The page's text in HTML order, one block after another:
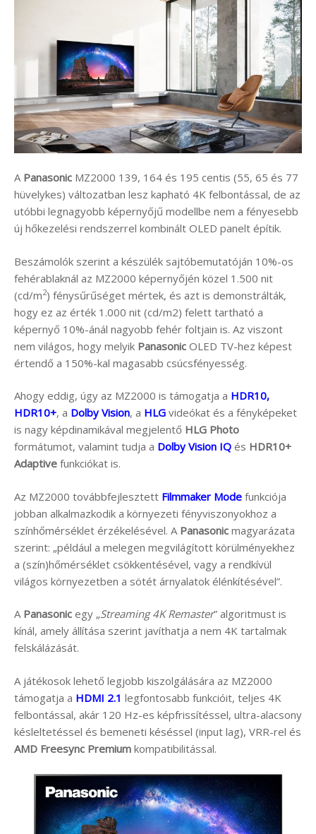
APanasonic MZ2000 139, 164 és 195 centis (55, 65 és 77
hüvelykes) változatban lesz kapható 4K felbontással, de az
utóbbi legnagyobb képernyőjű modellbe nem a fényesebb
új hőkezelési rendszerrel kombinált OLED panelt építik.
Beszámolók szerint a készülék sajtóbemutatóján 10%-os
fehérablaknál az MZ2000 képernyőjén közel 1.500 nit
(cd/m2) fénysűrűséget mértek, és azt is demonstrálták,
hogy ez az érték 1.000 nit (cd/m2) felett tartható a
képernyő 10%-ánál nagyobb fehér foltjain is. Az viszont
nem világos, hogy melyik Panasonic OLED TV-hez képest
értendő a 150%-kal magasabb csúcsfényesség.
Ahogy eddig, úgy az MZ2000 is támogatja a HDR10,
HDR10+, a Dolby Vision, a HLG videókat és a fényképeket
is nagy képdinamikával megjelentő HLG Photo
formátumot, valamint tudja a Dolby Vision IQ és HDR10+
Adaptive funkciókat is.
Az MZ2000 továbbfejlesztett Filmmaker Mode funkciója
jobban alkalmazkodik a környezeti fényviszonyokhoz a
színhőmérséklet érzékelésével. A Panasonic magyarázata
szerint: „például a melegen megvilágított körülményekhez
a (szín)hőmérséklet csökkentésével, vagy a rendkívül
világos környezetben a sötét árnyalatok élénkítésével”.
A Panasonic egy „Streaming 4K Remaster” algoritmust is
kínál, amely állítása szerint javíthatja a nem 4K tartalmak
felskálázását.
A játékosok lehető legjobb kiszolgálására az MZ2000
támogatja a HDMI 2.1 legfontosabb funkcióit, teljes 4K
felbontással, akár 120 Hz-es képfrissítéssel, ultra-alacsony
késleltetéssel és bemeneti késéssel (input lag), VRR-rel és
AMD Freesync Premium kompatibilitással.